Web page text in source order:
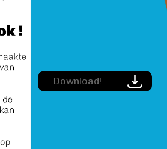
Image
Download!